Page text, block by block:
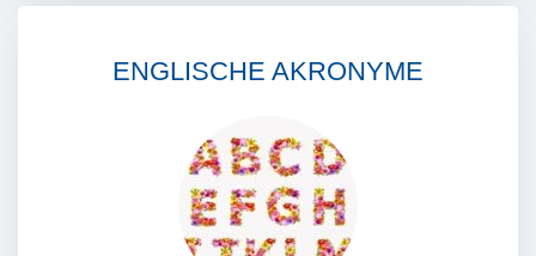
ENGLISCHE AKRONYME